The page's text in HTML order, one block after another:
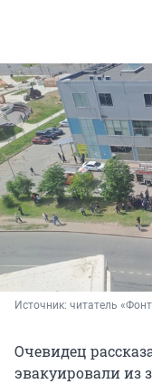
Источник: читатель
Очевидец
эвакуировали из